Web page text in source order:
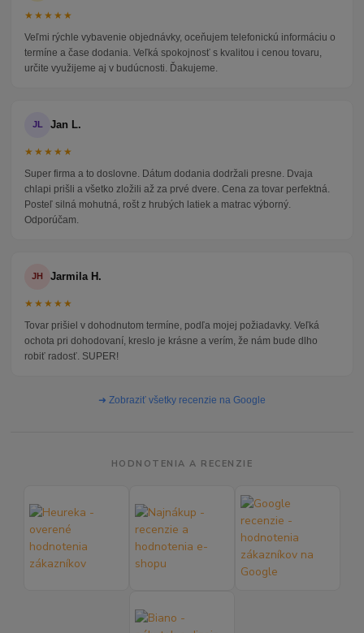
★★★★★
Veľmi rýchle vybavenie objednávky, oceňujem telefonickú informáciu o
termíne a čase dodania. Veľká spokojnosť s kvalitou i cenou tovaru,
určite využijeme aj v budúcnosti. Ďakujeme.
JL Jan L.
★★★★★
Super firma a to doslovne. Dátum dodania dodržali presne. Dvaja
chlapi prišli a všetko zložili až za prvé dvere. Cena za tovar perfektná.
Posteľ silná mohutná, rošt z hrubých latiek a matrac výborný.
Odporúčam.
JH Jarmila H.
★★★★★
Tovar prišiel v dohodnutom termíne, podľa mojej požiadavky. Veľká
ochota pri dohodovaní, kreslo je krásne a verím, že nám bude dlho
robiť radosť. SUPER!
➜ Zobraziť všetky recenzie na Google
HODNOTENIA A RECENZIE